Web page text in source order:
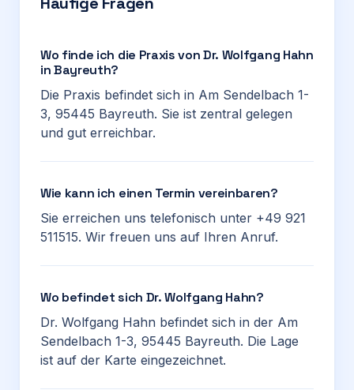
Wo finde ich die Praxis von Dr. Wolfgang Hahn
in Bayreuth?
Die Praxis befindet sich in Am Sendelbach 1-
3, 95445 Bayreuth. Sie ist zentral gelegen
und gut erreichbar.
Wie kann ich einen Termin vereinbaren?
Sie erreichen uns telefonisch unter +49 921
511515. Wir freuen uns auf Ihren Anruf.
Wo befindet sich Dr. Wolfgang Hahn?
Dr. Wolfgang Hahn befindet sich in der Am
Sendelbach 1-3, 95445 Bayreuth. Die Lage
ist auf der Karte eingezeichnet.